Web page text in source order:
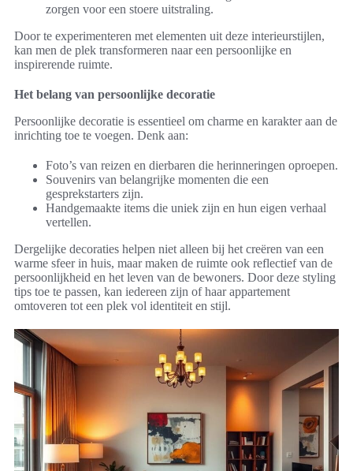
zorgen voor een stoere uitstraling.
Door te experimenteren met elementen uit deze interieurstijlen,
kan men de plek transformeren naar een persoonlijke en
inspirerende ruimte.
Het belang van persoonlijke decoratie
Persoonlijke decoratie is essentieel om charme en karakter aan de
inrichting toe te voegen. Denk aan:
Foto’s van reizen en dierbaren die herinneringen oproepen.
Souvenirs van belangrijke momenten die een
gesprekstarters zijn.
Handgemaakte items die uniek zijn en hun eigen verhaal
vertellen.
Dergelijke decoraties helpen niet alleen bij het creëren van een
warme sfeer in huis, maar maken de ruimte ook reflectief van de
persoonlijkheid en het leven van de bewoners. Door deze styling
tips toe te passen, kan iedereen zijn of haar appartement
omtoveren tot een plek vol identiteit en stijl.